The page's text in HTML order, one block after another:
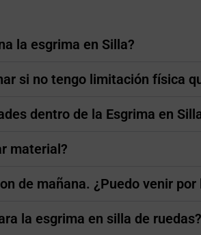
la esgrima en Silla?
si no tengo limitación física
dentro de la Esgrima en
material?
de mañana. ¿Puedo venir por
la esgrima en silla de ruedas?